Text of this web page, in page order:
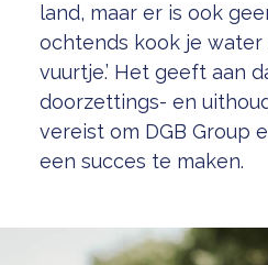
land, maar er is ook
ochtends kook je
vuurtje.’ Het geeft aan
doorzettings- en
vereist om DGB Group
een succes te maken.